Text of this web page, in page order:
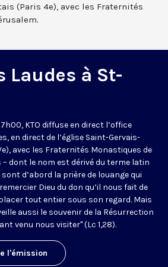
(Paris 4e), avec les Fraternités
Laudes à St-
KTO diffuse en direct l’office
en direct de l’église Saint-Gervais-
avec les Fraternités Monastiques de
– dont le nom est dérivé du terme latin
d’abord la prière de louange qui
Dieu du don qu’il nous fait de
tout entier sous son regard. Mais
aussi le souvenir de la Résurrection
venu nous visiter" (Lc 1,28).
l'émission